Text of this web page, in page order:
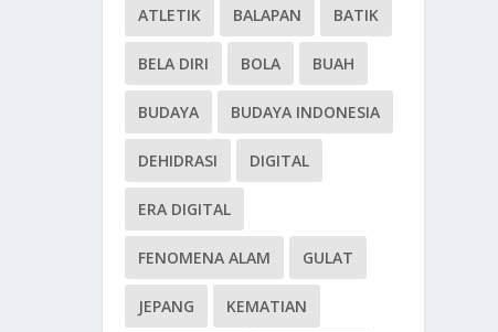
ATLETIK BALAPAN BATIK
BELA DIRI BOLA BUAH
BUDAYA BUDAYA INDONESIA
DEHIDRASI DIGITAL
ERA DIGITAL
FENOMENA ALAM GULAT
JEPANG KEMATIAN